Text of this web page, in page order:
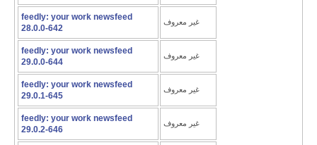
feedly: your work newsfeed
28.0.0-642
غير معروف
feedly: your work newsfeed
29.0.0-644
غير معروف
feedly: your work newsfeed
29.0.1-645
غير معروف
feedly: your work newsfeed
29.0.2-646
غير معروف